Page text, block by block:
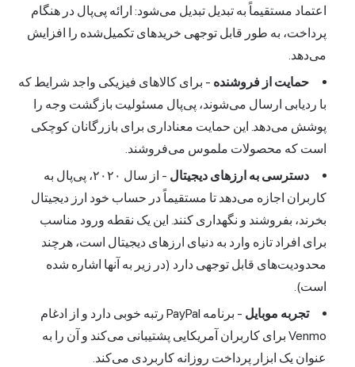
اعتماد مستقیماً به تبدیل تبدیل می‌شود: ارائه پی‌پال در هنگام
پرداخت، به طور قابل توجهی خریدهای تکمیل‌شده را افزایش
می‌دهد.
حمایت از فروشنده - برای کالاهای فیزیکی واجد شرایط که
با ردیابی ارسال می‌شوند، پی‌پال مسئولیت بازگشت وجه را
پوشش می‌دهد. این حمایت معناداری برای بازرگانان کوچکی
است که محصولات ملموس می‌فروشند.
دسترسی به ارزهای دیجیتال
- از سال ۲۰۲۰، پی‌پال به
کاربران اجازه می‌دهد تا مستقیماً در حساب خود ارز دیجیتال
بخرند، بفروشند و نگهداری کنند. این یک نقطه ورود مناسب
برای افراد تازه وارد به دنیای ارزهای دیجیتال است، هرچند
محدودیت‌های قابل توجهی دارد (در زیر به آنها اشاره شده
است).
تجربه موبایل
- برنامه PayPal رتبه خوبی دارد و از ادغام
Venmo برای کاربران آمریکایی پشتیبانی می‌کند و آن را به
عنوان یک ابزار پرداخت روزانه کاربردی می‌کند.